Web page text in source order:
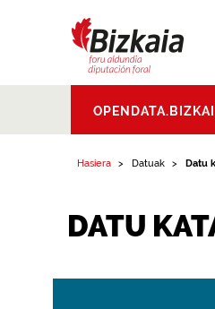
Aldundia.Diputacion
Foral de Bizkaia
Hasiera Datuak Datu
DATU